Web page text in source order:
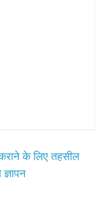
के लिए तहसील